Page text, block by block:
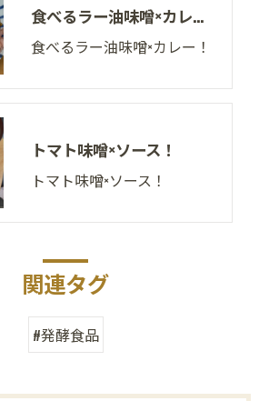
食べるラー油味噌×カレー！
食べるラー油味噌×カレー！
トマト味噌×ソース！
トマト味噌×ソース！
関連タグ
#発酵食品